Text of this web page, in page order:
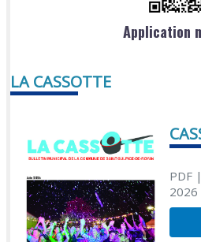
Application
LA CASSOTTE
PDF|
2026